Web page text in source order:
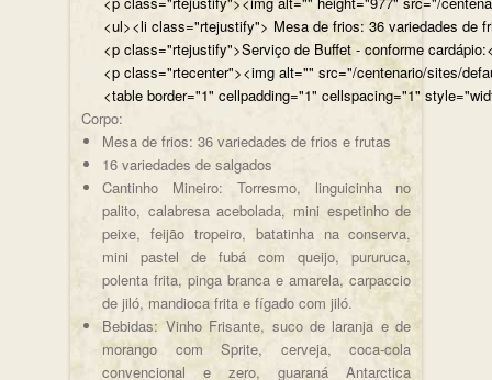
<ul><li class="rtejustify"> Mesa de frios: 36 variedades de
<p class="rtejustify">Serviço de Buffet - conforme
<p class="rtecenter"><img alt="" src="/centenario/sites/
<table border="1" cellpadding="1" cellspacing="1"
Corpo:
Mesa de frios: 36 variedades de frios e frutas
16 variedades de salgados
Cantinho Mineiro: Torresmo, linguicinha no
palito, calabresa acebolada, mini espetinho de
peixe, feijão tropeiro, batatinha na conserva,
mini pastel de fubá com queijo, pururuca,
polenta frita, pinga branca e amarela, carpaccio
de jiló, mandioca frita e fígado com jiló.
Bebidas: Vinho Frisante, suco de laranja e de
morango com Sprite, cerveja, coca-cola
convencional e zero, guaraná Antarctica